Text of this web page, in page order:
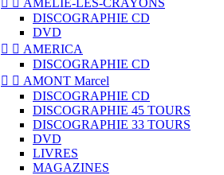
  AMÉLIE-LES-CRAYONS
DISCOGRAPHIE CD
DVD
  AMERICA
DISCOGRAPHIE CD
  AMONT Marcel
DISCOGRAPHIE CD
DISCOGRAPHIE 45 TOURS
DISCOGRAPHIE 33 TOURS
DVD
LIVRES
MAGAZINES